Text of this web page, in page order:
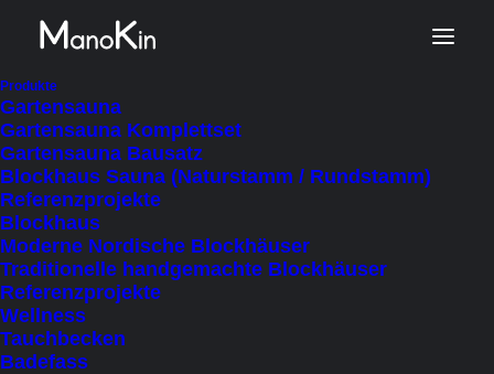
Produkte
Gartensauna
Gartensauna Komplettset
Gartensauna Bausatz
Blockhaus Sauna (Naturstamm / Rundstamm)
Referenzprojekte
Blockhaus
Moderne Nordische Blockhäuser
Traditionelle handgemachte Blockhäuser
Referenzprojekte
Wellness
Tauchbecken
Badefass
Start
Nein
Nein
FILTER AUSBLENDEN